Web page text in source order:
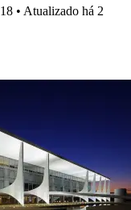
• Atualizado há 2